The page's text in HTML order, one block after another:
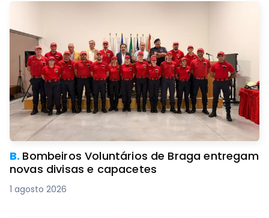
B. Bombeiros Voluntários de Braga entregam
novas divisas e capacetes
1 agosto 2026